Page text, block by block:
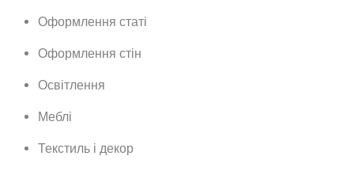
Оформлення статі
Оформлення стін
Освітлення
Меблі
Текстиль і декор